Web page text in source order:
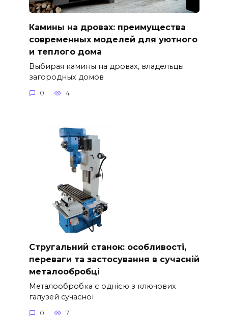
Камины на дровах: преимущества
современных моделей для уютного
и теплого дома
Выбирая камины на дровах, владельцы
загородных домов
0 4
Стругальний станок: особливості,
переваги та застосування в сучасній
металообробці
Металообробка є однією з ключових
галузей сучасної
0 7